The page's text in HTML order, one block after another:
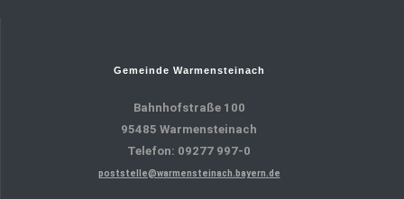
Gemeinde Warmensteinach
Bahnhofstraße 100
95485 Warmensteinach
Telefon: 09277 997-0
poststelle@warmensteinach.bayern.de